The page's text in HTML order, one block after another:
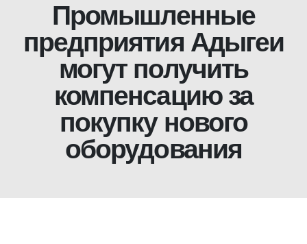
Промышленные
предприятия Адыгеи
могут получить
компенсацию за
покупку нового
оборудования